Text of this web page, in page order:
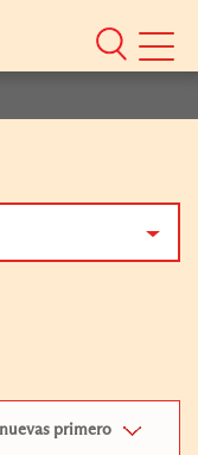
Mobile
Menu
primero